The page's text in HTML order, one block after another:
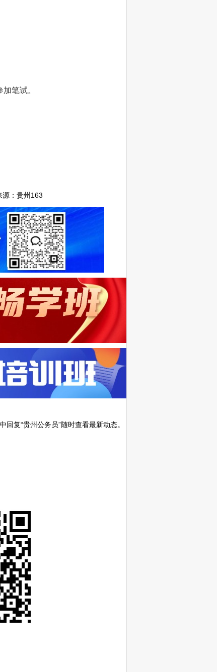
笔试。
源： 贵州163
复“贵州公务员”随时查看最新动态。